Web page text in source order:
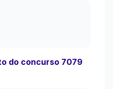
do concurso 7079